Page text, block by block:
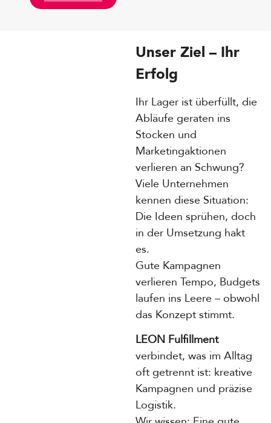
Unser Ziel – Ihr
Erfolg
Ihr Lager ist überfüllt, die
Abläufe geraten ins
Stocken und
Marketingaktionen
verlieren an Schwung?
Viele Unternehmen
kennen diese Situation:
Die Ideen sprühen, doch
in der Umsetzung hakt
es.
Gute Kampagnen
verlieren Tempo, Budgets
laufen ins Leere – obwohl
das Konzept stimmt.
LEON Fulfillment
verbindet, was im Alltag
oft getrennt ist: kreative
Kampagnen und präzise
Logistik.